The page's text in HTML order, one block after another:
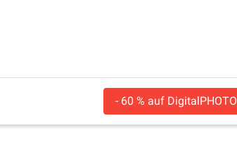
- 60 % auf DigitalPHOTO